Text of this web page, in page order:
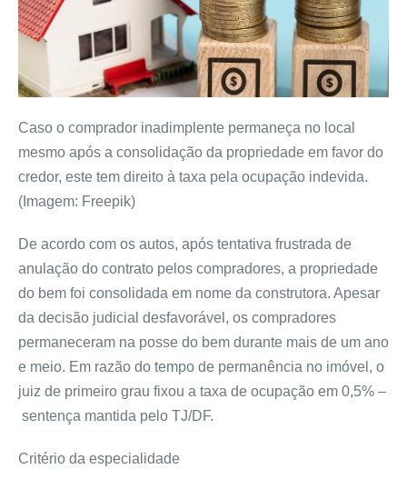
Caso o comprador inadimplente permaneça no local
mesmo após a consolidação da propriedade em favor do
credor, este tem direito à taxa pela ocupação indevida.
(Imagem: Freepik)
De acordo com os autos, após tentativa frustrada de
anulação do contrato pelos compradores, a propriedade
do bem foi consolidada em nome da construtora. Apesar
da decisão judicial desfavorável, os compradores
permaneceram na posse do bem durante mais de um ano
e meio. Em razão do tempo de permanência no imóvel, o
juiz de primeiro grau fixou a taxa de ocupação em 0,5% –
sentença mantida pelo TJ/DF.
Critério da especialidade